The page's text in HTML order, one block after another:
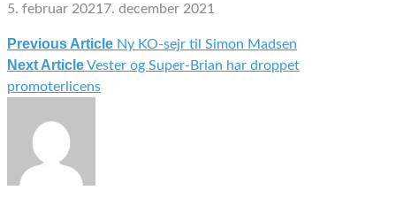
5. februar 2021 7. december 2021
Indlægsnavigation
Previous Article Ny KO-sejr til Simon Madsen
Next ArticleVester og Super-Brian har droppet
promoterlicens